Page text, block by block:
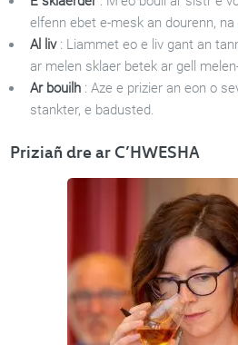
elfenn ebet e-mesk an dourenn, na
Al liv: Liammet eo e liv gant an
ar melen sklaer betek ar gell
Ar bouilh : Aze e prizier an eon o
stankter, e badusted.
Priziañ dre ar C’HWESHA